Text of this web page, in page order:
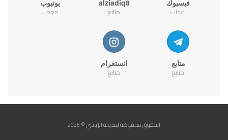
فيسبوك
اعجاب
alziadiq8
متابع
يوتيوب
معجب
متابع
متابع
انستغرام
متابع
الحقوق محفوظة لمدونة الزيادي © 2026